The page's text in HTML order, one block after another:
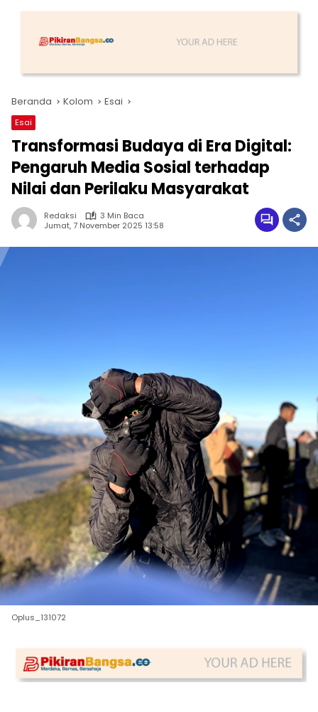
Beranda Kolom Esai
Esai
Transformasi Budaya di Era Digital:
Pengaruh Media Sosial terhadap
Nilai dan Perilaku Masyarakat
Redaksi
3 Min Baca
Jumat, 7 November 2025 13:58
Oplus_131072